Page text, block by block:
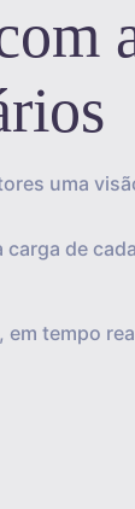
uma
de
em tempo